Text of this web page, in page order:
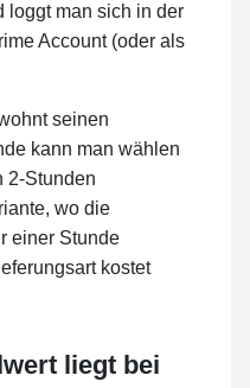
loggt man sich in der
Account (oder als
seinen
kann man wählen
2-Stunden
wo die
einer Stunde
kostet
liegt bei